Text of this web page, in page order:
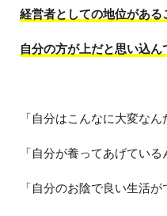
経営者としての地位がある
自分の方が上だと思い込ん
「自分はこんなに大変なん
「自分が養ってあげている
「自分のお陰で良い生活が